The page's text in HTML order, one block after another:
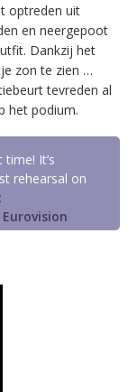
optreden uit
en neergepoot
Dankzij het
zon te zien …
tevreden al
het podium.
It’s
rehearsal on